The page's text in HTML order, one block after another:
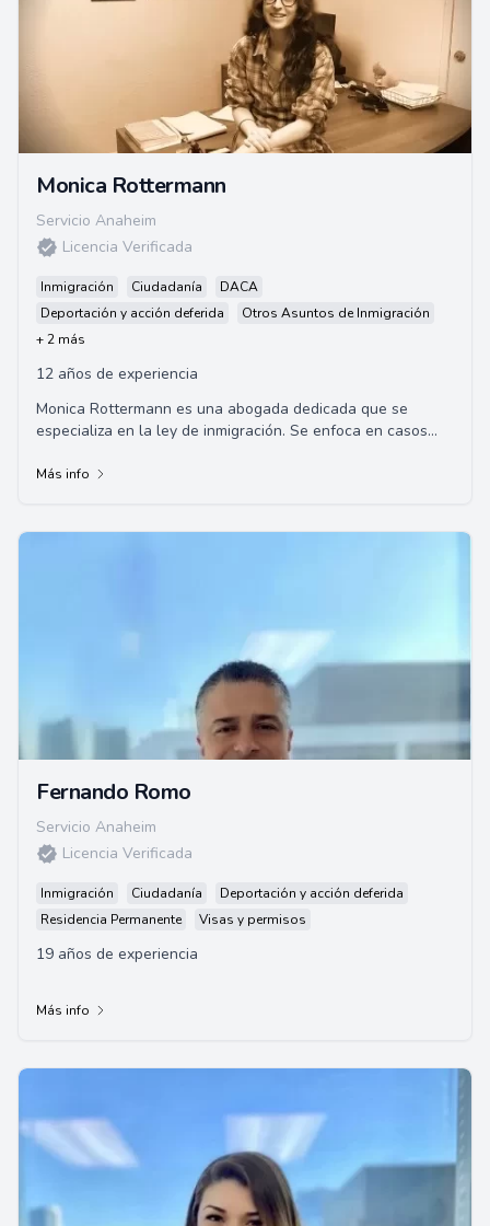
Monica Rottermann
Servicio Anaheim
Licencia Verificada
Inmigración Ciudadanía
DACA
Deportación y acción deferida
Otros Asuntos de Inmigración
+ 2 más
12 años de experiencia
Monica Rottermann es una abogada dedicada que se
especializa en la ley de inmigración. Se enfoca en casos
Más info
Fernando Romo
Servicio Anaheim
Licencia Verificada
Inmigración Ciudadanía
Deportación y acción deferida
Residencia Permanente
Visas y permisos
19 años de experiencia
Más info